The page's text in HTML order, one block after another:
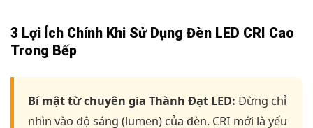
3 Lợi Ích Chính Khi Sử Dụng Đèn LED CRI Cao
Trong Bếp
Bí mật từ chuyên gia Thành Đạt LED: Đừng chỉ
nhìn vào độ sáng (lumen) của đèn. CRI mới là yếu